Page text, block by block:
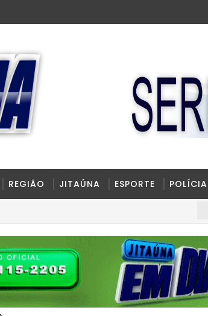
REGIÃO JITAÚNA ESPORTE POLÍCIA